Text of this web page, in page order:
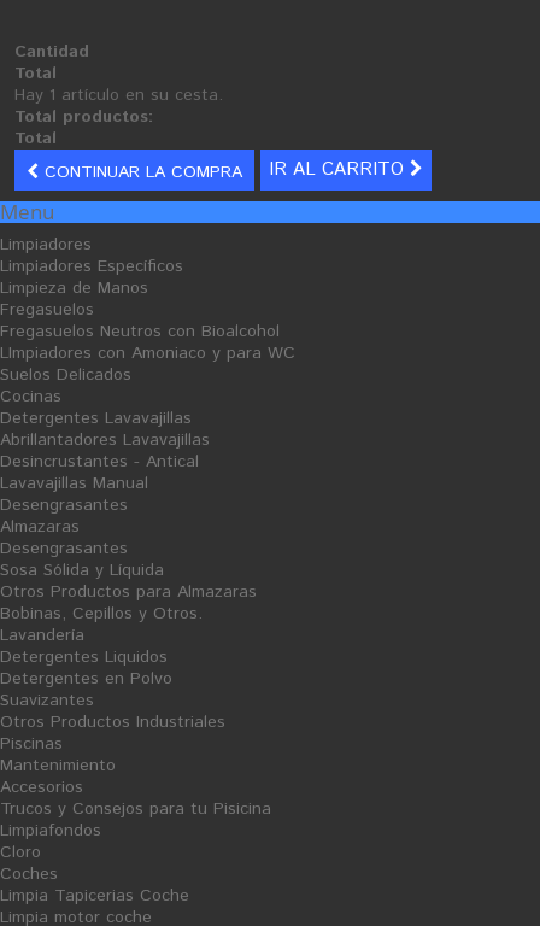
Cantidad
Total
Hay 1 artículo en su cesta.
Total productos:
Total
CONTINUAR LA COMPRA
IR AL CARRITO
Menu
Limpiadores
Limpiadores Específicos
Limpieza de Manos
Fregasuelos
Fregasuelos Neutros con Bioalcohol
LImpiadores con Amoniaco y para WC
Suelos Delicados
Cocinas
Detergentes Lavavajillas
Abrillantadores Lavavajillas
Desincrustantes - Antical
Lavavajillas Manual
Desengrasantes
Almazaras
Desengrasantes
Sosa Sólida y Líquida
Otros Productos para Almazaras
Bobinas, Cepillos y Otros.
Lavandería
Detergentes Liquidos
Detergentes en Polvo
Suavizantes
Otros Productos Industriales
Piscinas
Mantenimiento
Accesorios
Trucos y Consejos para tu Pisicina
Limpiafondos
Cloro
Coches
Limpia Tapicerias Coche
Limpia motor coche
Añadir a la lista de deseos
Tweet Compartir
INFORMACIÓN
Importante, la tonalidad puede variar, por diferentes motivos;
(color del pavimento, humedad, dilución final, etc). La imagen es
orientativa.
aciar directamente el contenido del envase en el bidón de
resina. Mezclar muy bien agitando mecánicamente para
conseguir una homogeneidad perfecta.
Evitar grumos no diluidos que posteriormente pueden dar
problemas de fijación de la resina.
5 PRODUCTOS EN LA MISMA CATEGORÍA: